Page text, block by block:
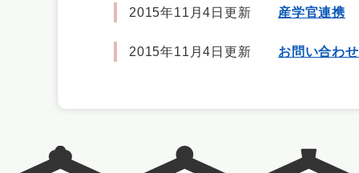
2015年11月4日更新 産学官連携
2015年11月4日更新 お問い合わせ